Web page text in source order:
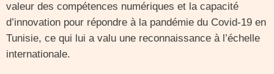
valeur des compétences numériques et la capacité
d’innovation pour répondre à la pandémie du Covid-19 en
Tunisie, ce qui lui a valu une reconnaissance à l’échelle
internationale.